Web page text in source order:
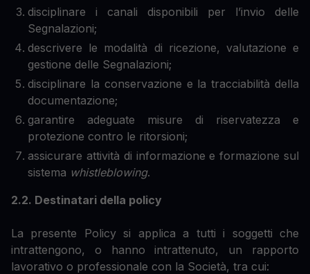
disciplinare i canali disponibili per l’invio delle
Segnalazioni;
descrivere le modalità di ricezione, valutazione e
gestione delle Segnalazioni;
disciplinare la conservazione e la tracciabilità della
documentazione;
garantire adeguate misure di riservatezza e
protezione contro le ritorsioni;
assicurare attività di informazione e formazione sul
sistema whistleblowing.
2.2. Destinatari della policy
La presente Policy si applica a tutti i soggetti che
intrattengono, o hanno intrattenuto, un rapporto
lavorativo o professionale con la Società, tra cui: